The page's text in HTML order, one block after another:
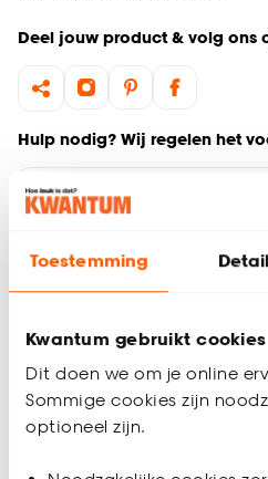
Toestemming
Kwantum gebruikt cookies
Dit doen we om je online
Sommige cookies zijn
optioneel zijn.
Deel jouw product & volg ons
Hulp nodig? Wij regelen het
Productomschrijving
Wil je zeker weten dat deze vloer
en bekijk of vergelijk eenvoudig
Zo ben je 100% zeker van de
worden binnen 2 à 3 werkdagen
door de brievenbus. Afmeting
breedte van een plank verschilt